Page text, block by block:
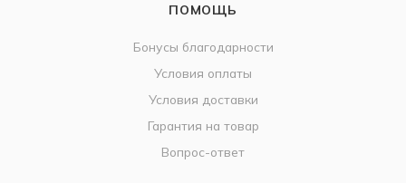
ПОМОЩЬ
Бонусы благодарности
Условия оплаты
Условия доставки
Гарантия на товар
Вопрос-ответ